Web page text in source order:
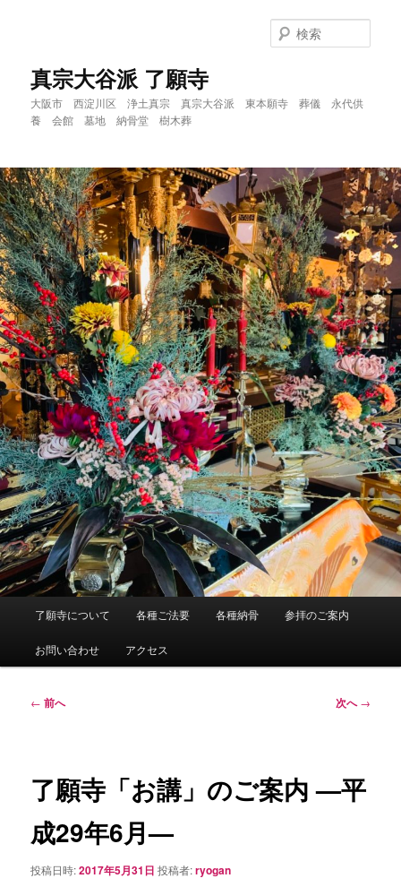
移
動
真宗大谷派 了願寺
大阪市 西淀川区 浄土真宗 真宗大谷派 東本願寺 葬儀 永代供
養 会館 墓地 納骨堂 樹木葬
索
了願寺について 各種ご法要 各種納骨 参拝のご案内
お問い合わせ アクセス
投
ゲ
ー
ョ
ン
← 前へ 次へ→
了願寺「お講」のご案内 —平
成29年6月—
投稿日時:2017年5月31日 投稿者:ryogan